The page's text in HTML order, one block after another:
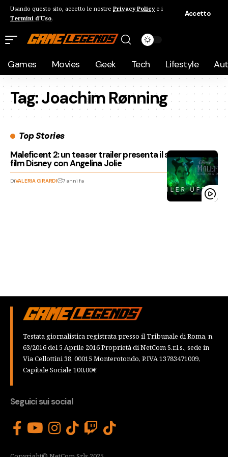
Usando questo sito, accetto le nostre Privacy Policye i
Termini d'Uso.
Accetto
Games Movies Geek Tech Lifestyle
Tag:Joachim Rønning
Top Stories
Maleficent 2: un teaser trailer presenta il sequel del
film Disney con Angelina Jolie
DiVALERIA GIRARDI 7 anni fa
Testata giornalistica registrata presso il Tribunale di Roma, n.
63/2016 del 5 Aprile 2016 Proprietà di NetCom S.r.l.s., sede in
Via Cellottini 38, 00015 Monterotondo, P.IVA 13783471009,
Capitale Sociale 100,00€
Seguici sui social